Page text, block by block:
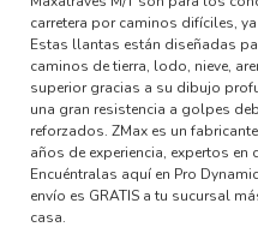
carretera por caminos difíciles,
Estas llantas están diseñadas
caminos de tierra, lodo, nieve,
superior gracias a su dibujo
una gran resistencia a golpes
reforzados. ZMax es un
años de experiencia, expertos
Encuéntralas aquí en Pro
envío es GRATIS a tu sucursal
casa.